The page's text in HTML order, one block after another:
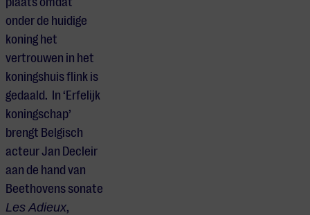
onder de huidige
koning het
vertrouwen in het
koningshuis flink is
gedaald. In ‘Erfelijk
koningschap’
brengt Belgisch
acteur Jan Decleir
aan de hand van
Beethovens sonate
Les Adieux,